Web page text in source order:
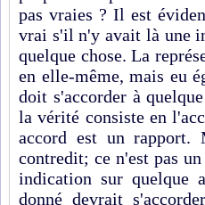
pas vraies ? Il est
vrai s'il n'y avait là une
quelque chose. La
en elle-même, mais eu
doit s'accorder à
la vérité consiste en
accord est un
contredit; ce n'est pas
indication sur quelque
donné devrait